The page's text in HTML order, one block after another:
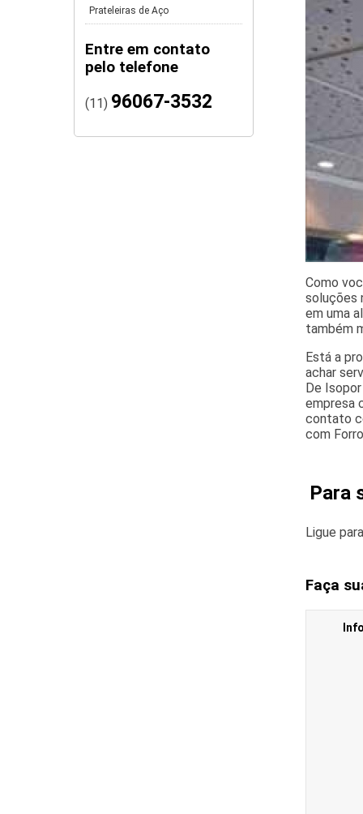
Prateleiras de Aço
Entre em contato
pelo telefone
(11) 96067-3532
Como
soluções
em uma
também
Está a
achar
De
empresa
contato
com
Para
Ligue
Faça